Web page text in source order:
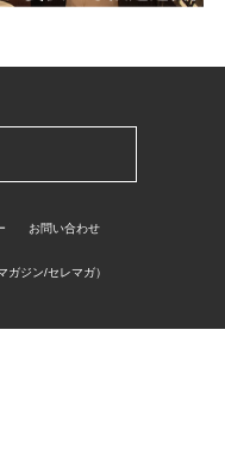
お問い合わせ
ジン/セレマガ）